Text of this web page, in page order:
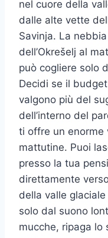
nel cuore della
dalle alte vette
Savinja. La
dell’Okrešelj al
può cogliere solo
Decidi se il
valgono più del
dell’interno del
ti offre un enorme
mattutine. Puoi
presso la tua
direttamente
della valle
solo dal suono
mucche, ripaga lo